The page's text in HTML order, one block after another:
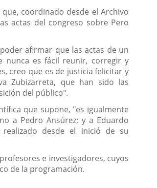
coordinado desde el Archivo
actas del congreso sobre Pero
afirmar que las actas de un
nunca es fácil reunir, corregir y
creo que es de justicia felicitar y
Zubizarreta, que han sido las
del público".
que supone, "es igualmente
a Pedro Ansúrez; y a Eduardo
desde el inició de su
e investigadores, cuyos
de la programación.